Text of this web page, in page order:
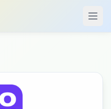
打开